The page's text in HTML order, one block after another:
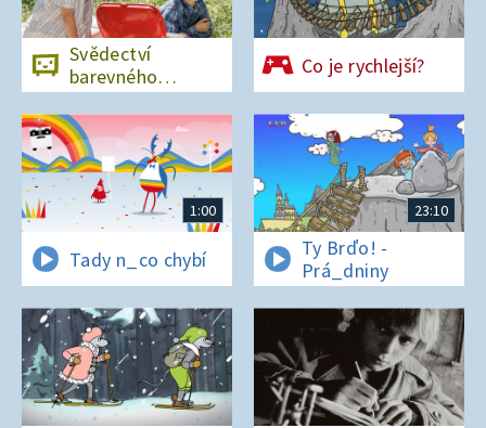
Svědectví
barevného
ostrova
Co je rychlejší?
1:00
Tady n_co chybí
23:10
Ty Brďo! -
Prá_dniny